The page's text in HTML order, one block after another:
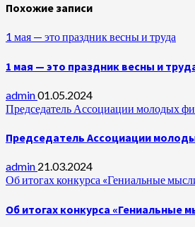
Похожие записи
1 мая — это праздник весны и труда
1 мая — это праздник весны и
admin01.05.2024
Председатель Ассоциации молодых
Председатель Ассоциации
admin 21.03.2024
Об итогах конкурса «Гениальные
Об итогах конкурса «Гениальные